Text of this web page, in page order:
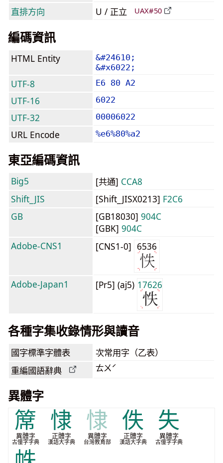
直排方向 U / 正立 UAX#50
編碼資訊
HTML Entity
&#24610;
&#x6022;
UTF-8 E6 80 A2
UTF-16 6022
UTF-32 00006022
URL Encode %e6%80%a2
東亞編碼資訊
Big5 [共通] CCA8
Shift_JIS
[Shift_JISX0213] F2C6
GB
[GB18030] 904C
[GBK] 904C
Adobe-CNS1
[CNS1-0] 6536
Adobe-Japan1 [Pr5] (aj5) 17626
各種字集收錄情形與讀音
國字標準字體表 次常用字（乙表）
重編國語辭典 ㄊㄨˊ
異體字
𥱊
異體字
古僮字字典
㥆
正體字
漢語大字典
㥆
異體字
台灣教育部
佚
正體字
漢語大字典
失
異體字
古僮字字典